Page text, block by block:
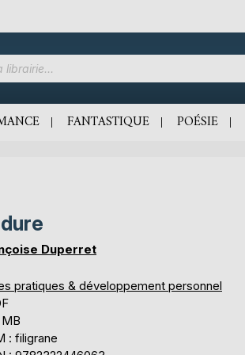
FANTASTIQUE POÉSIE
Duperret
pratiques & développement personnel
MB
: filigrane